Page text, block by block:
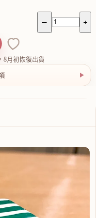
－ +
8月初恢復出貨